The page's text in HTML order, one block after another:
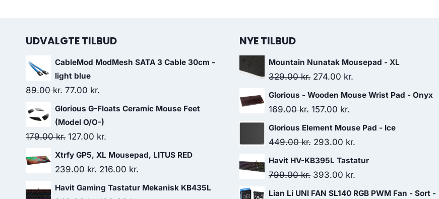
UDVALGTE TILBUD
CableMod ModMesh SATA 3 Cable 30cm -
light blue
89.00kr. Original
price
was:
89.00 kr..
77.00 kr.
price
is:
77.00 kr..
Glorious G-Floats Ceramic Mouse Feet
(Model O/O-)
179.00kr. Original
price
was:
127.00 kr.
price
is:
Xtrfy GP5, XL Mousepad, LITUS RED
239.00kr. Original
price
216.00 kr.
price
Havit Gaming Tastatur Mekanisk KB435L
NYE TILBUD
Mountain Nunatak Mousepad - XL
329.00kr. Original
price
was:
274.00 kr.
price
Glorious - Wooden Mouse Wrist Pad - Onyx
169.00kr. Original
price
was:
157.00 kr.
price
is:
Glorious Element Mouse Pad - Ice
449.00kr. Original
price
was:
293.00 kr.
price
Havit HV-KB395L Tastatur
799.00kr. Original
price
393.00 kr.
price
Lian Li UNI FAN SL140 RGB PWM Fan - Sort -